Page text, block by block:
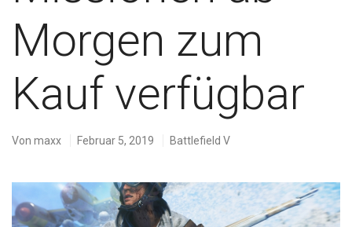
Morgen zum
Kauf verfügbar
Von maxx Februar 5, 2019 Battlefield V